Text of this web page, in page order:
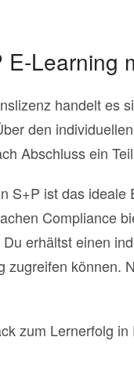
Learning
handelt es
den
Abschluss ein
S+P ist das
Compliance
erhältst einen
zugreifen können.
zum Lernerfolg